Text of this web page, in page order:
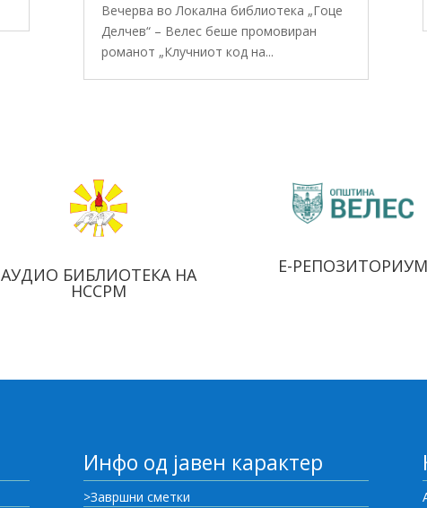
Вечерва во Локална библиотека „Гоце
Делчев“ – Велес беше промовиран
романот „Клучниот код на...
АУДИО БИБЛИОТЕКА НА
НССРМ
Е-РЕПОЗИТОРИУМ
Инфо од јавен карактер
>Завршни сметки